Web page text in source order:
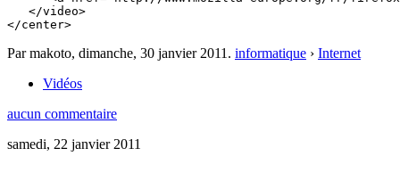
   </video>
Par makoto, dimanche, 30 janvier 2011 . informatique › Internet
Vidéos
aucun commentaire
samedi, 22 janvier 2011